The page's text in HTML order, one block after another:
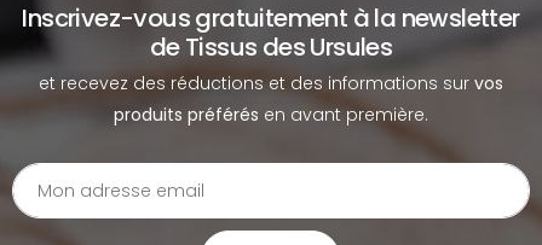
Inscrivez-vous gratuitement à la newsletter
de Tissus des Ursules
et recevez des réductions et des informations sur vos
produits préférés en avant première.